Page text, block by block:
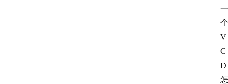
一
个
V
C
D
怎